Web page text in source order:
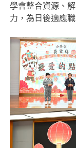
學會整合資源、
力，為日後適應